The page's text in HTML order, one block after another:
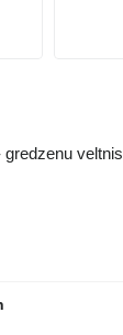
veltnis